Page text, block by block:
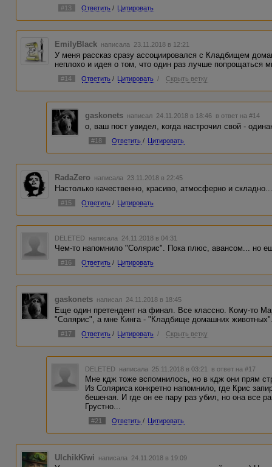
#13 Ответить / Цитировать
EmilyBlack написала 23.11.2018 в 12:21
У меня рассказ сразу ассоциировался с Кладбищем
неплохо и идея о том, что один раз лучше попрощаться
#14 Ответить / Цитировать / Скрыть ветку
gaskonets написал 24.11.2018 в 18:46 в ответ на #14
о, ваш пост увидел, когда настрочил свой -
#18 Ответить / Цитировать
RadaZero написала 23.11.2018 в 22:45
Настолько качественно, красиво, атмосферно и
#15 Ответить / Цитировать
DELETED написала 24.11.2018 в 04:31
Чем-то напомнило "Солярис". Пока плюс, авансом... но
#16 Ответить / Цитировать
gaskonets написал 24.11.2018 в 18:45
Еще один претендент на финал. Все классно. Кому-то
"Солярис", а мне Кинга - "Кладбище домашних
#17 Ответить / Цитировать / Скрыть ветку
DELETED написала 25.11.2018 в 03:21 в ответ на #17
Мне кдж тоже вспомнилось, но в кдж они прям
Из Соляриса конкретно напомнило, где Крис
бешеная. И где он ее пару раз убил, но она все
Грустно...
#21 Ответить / Цитировать
UlchikKiwi написала 24.11.2018 в 19:09